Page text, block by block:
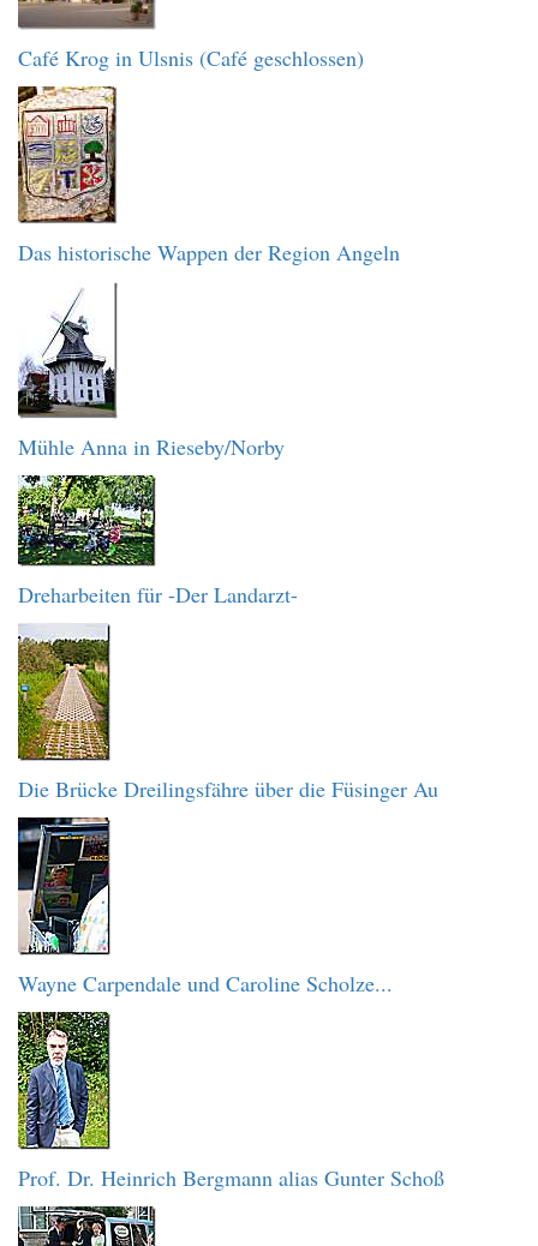
Café Krog in Ulsnis (Café geschlossen)
Das historische Wappen der Region Angeln
Mühle Anna in Rieseby/Norby
Dreharbeiten für -Der Landarzt-
Die Brücke Dreilingsfähre über die Füsinger Au
Wayne Carpendale und Caroline Scholze...
Prof. Dr. Heinrich Bergmann alias Gunter Schoß